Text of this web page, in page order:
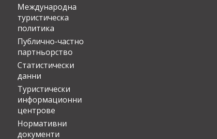
Международна
туристическа
политика
Публично-частно
партньорство
Статистически
данни
Туристически
информационни
центрове
Нормативни
документи